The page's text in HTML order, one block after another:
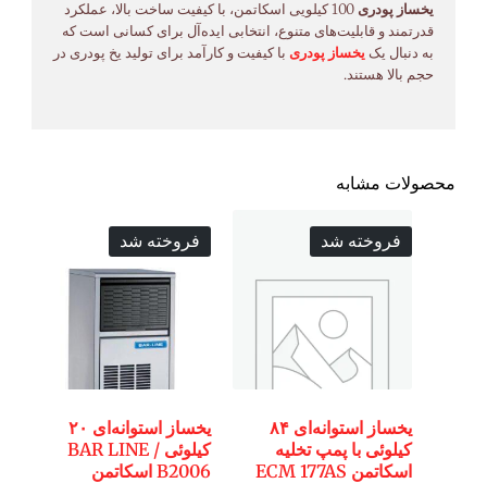
یخساز پودری
100 کیلویی اسکاتمن، با کیفیت ساخت بالا، عملکرد
قدرتمند و قابلیت‌های متنوع، انتخابی ایده‌آل برای کسانی است که
به دنبال یک یخساز پودری با کیفیت و کارآمد برای تولید یخ پودری در
حجم بالا هستند.
محصولات مشابه
فروخته شد
یخساز استوانه‌ای ۸۴
کیلوئی با پمپ تخلیه
اسکاتمن ECM 177AS
فروخته شد
یخساز استوانه‌ای ۲۰
کیلوئی BAR LINE /
B2006 اسکاتمن